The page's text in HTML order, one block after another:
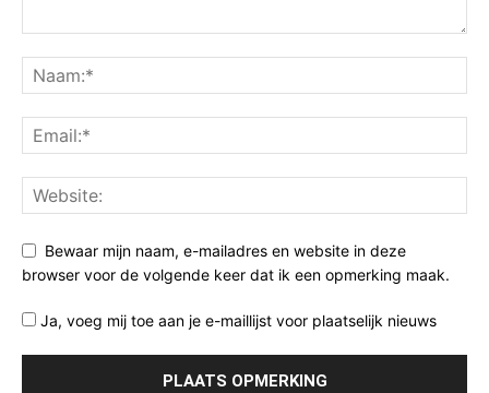
Bewaar mijn naam, e-mailadres en website in deze
browser voor de volgende keer dat ik een opmerking maak.
Ja, voeg mij toe aan je e-maillijst voor plaatselijk nieuws